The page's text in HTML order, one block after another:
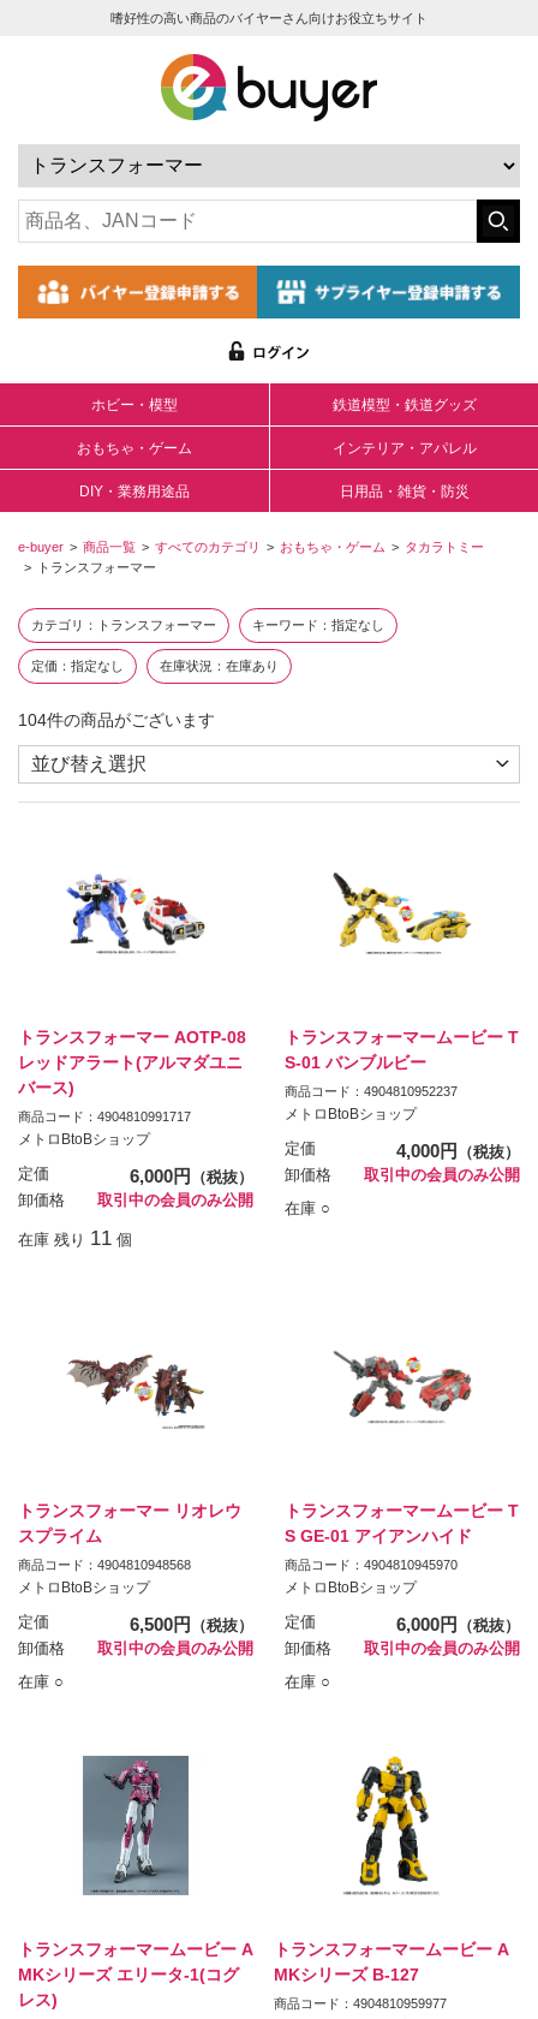
嗜好性の高い商品のバイヤーさん向けお役立ちサイト
ホビー・模型 鉄道模型・鉄道グッズ
おもちゃ・ゲーム インテリア・アパレル
DIY・業務用途品 日用品・雑貨・防災
e-buyer 商品一覧 すべてのカテゴリ おもちゃ・ゲーム
タカラトミー
トランスフォーマー
カテゴリ トランスフォーマー キーワード 指定なし
定価 指定なし 在庫状況 在庫あり
104件の商品がございます
トランスフォーマー AOTP-08
レッドアラート(アルマダユニ
バース)
商品コード：4904810991717
メトロBtoBショップ
定価 6,000円
（税抜）
卸価格
取引中の会員のみ公開
在庫 残り 11 個
トランスフォーマームービー T
S-01 バンブルビー
商品コード：4904810952237
メトロBtoBショップ
定価 4,000円
（税抜）
卸価格
取引中の会員のみ公開
在庫 ○
トランスフォーマー リオレウ
スプライム
商品コード：4904810948568
メトロBtoBショップ
定価 6,500円
（税抜）
卸価格
取引中の会員のみ公開
在庫 ○
トランスフォーマームービー T
S GE-01 アイアンハイド
商品コード：4904810945970
メトロBtoBショップ
定価 6,000円
（税抜）
卸価格
取引中の会員のみ公開
在庫 ○
トランスフォーマームービー A
MKシリーズ エリータ-1(コグ
レス)
トランスフォーマームービー A
MKシリーズ B-127
商品コード：4904810959977